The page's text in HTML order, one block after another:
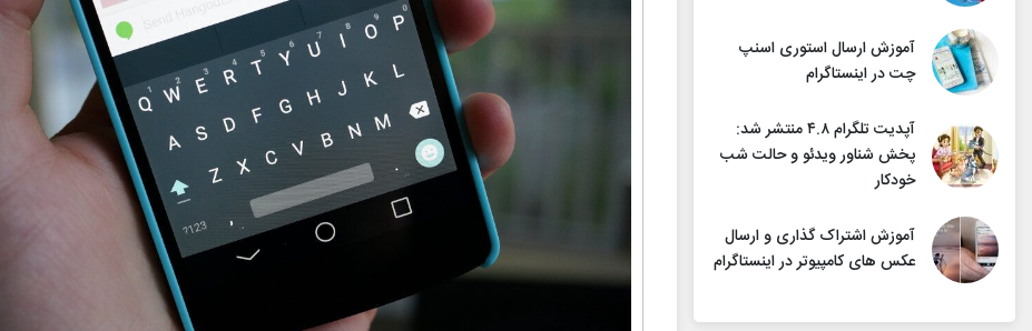
آموزش ارسال استوری اسنپ
چت در اینستاگرام
آپدیت تلگرام ۴.۸ منتشر شد:
پخش شناور ویدئو و حالت شب
خودکار
آموزش اشتراک گذاری و ارسال
عکس های کامپیوتر در اینستاگرام